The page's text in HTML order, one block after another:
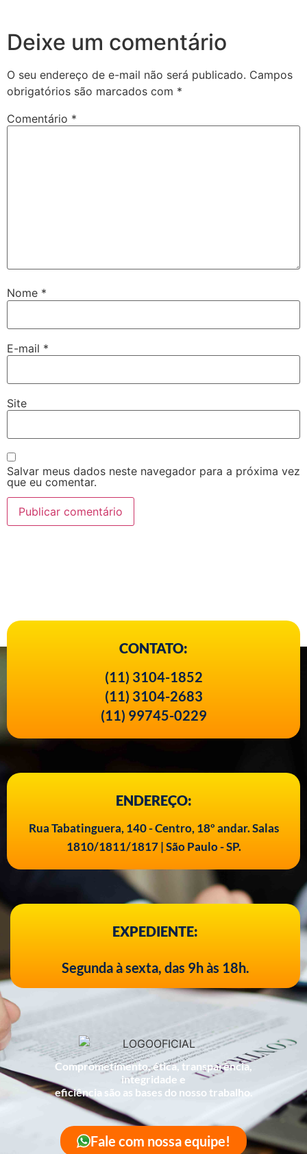
Deixe um comentário
O seu endereço de e-mail não será publicado. Campos
obrigatórios são marcados com *
Comentário *
Nome *
E-mail *
Site
Salvar meus dados neste navegador para a próxima vez
que eu comentar.
CONTATO:
(11) 3104-1852
(11) 3104-2683
(11) 99745-0229
ENDEREÇO:
Rua Tabatinguera, 140 - Centro, 18º andar. Salas
1810/1811/1817 | São Paulo - SP.
EXPEDIENTE:
Segunda à sexta, das 9h às 18h.
Comprometimento, ética, transparência,
integridade e
eficiência são as bases do nosso trabalho.
Fale com nossa equipe!